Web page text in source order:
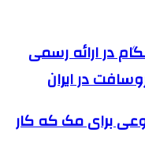
در ارائه رسمی
در ایران
برای مک که کار